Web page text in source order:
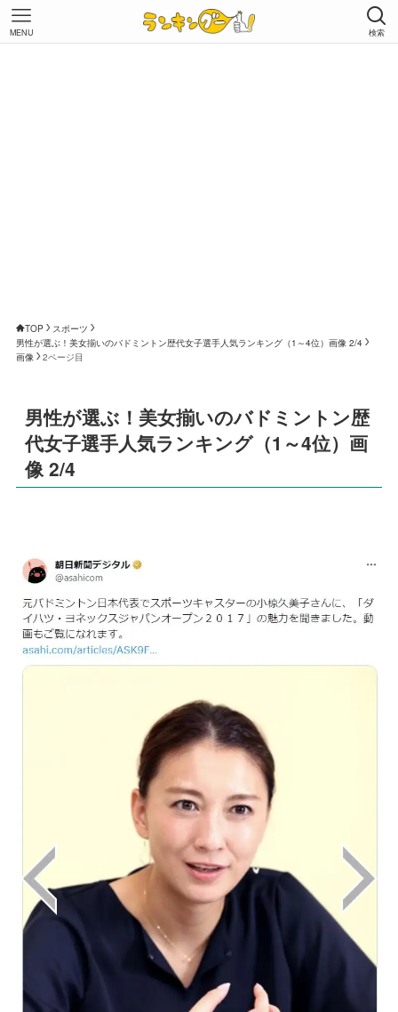
検索
MENU
TOP
スポーツ
男性が選ぶ！美女揃いのバドミントン歴代女子選手人気ランキング（1～4位）画像 2/4
画像
2ページ目
男性が選ぶ！美女揃いのバドミントン歴
代女子選手人気ランキング（1～4位）画
像 2/4